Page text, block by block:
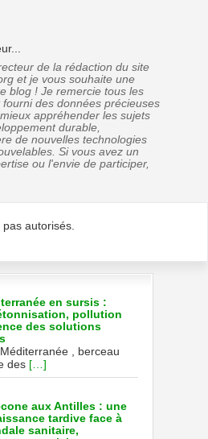
de la rédaction du site
et je vous souhaite une
blog ! Je remercie tous les
des données précieuses
appréhender les sujets
durable,
de nouvelles technologies
Si vous avez un
ou l'envie de participer,
autorisés.
en sursis :
pollution
des solutions
, berceau
des […]
aux Antilles : une
tardive face à
sanitaire,